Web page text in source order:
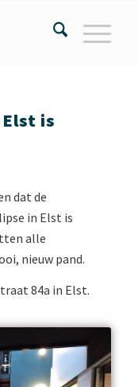
is
dat de
in Elst is
alle
nieuw pand.
84a in Elst.